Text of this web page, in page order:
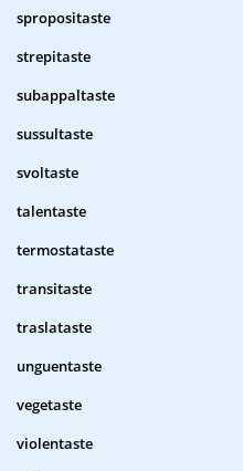
spropositaste
strepitaste
subappaltaste
sussultaste
svoltaste
talentaste
termostataste
transitaste
traslataste
unguentaste
vegetaste
violentaste